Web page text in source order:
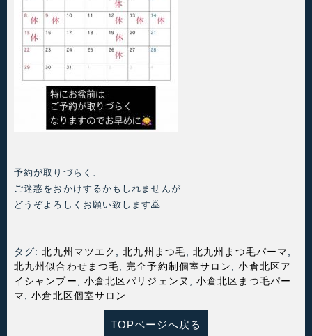
予約が取りづらく、
ご迷惑をおかけするかもしれませんが
どうぞよろしくお願い致します🙇
タグ:北九州マツエク ,北九州まつ毛 ,北九州まつ毛パーマ
北九州似合わせまつ毛
完全予約制個室サロン ,小倉北区ア
イシャンプー
小倉北区パリジェンヌ ,小倉北区まつ毛パー
マ
,小倉北区個室サロン
TOPページへ戻る